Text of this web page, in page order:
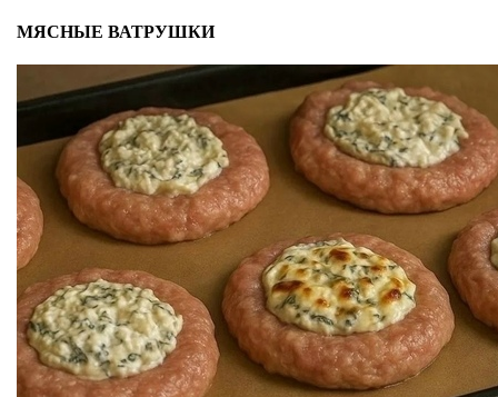
МЯСНЫЕ ВАТРУШКИ